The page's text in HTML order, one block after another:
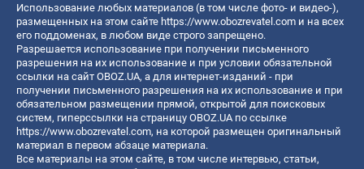
Использование любых материалов (в том числе фото- и видео-),
размещенных на этом сайте https://www.obozrevatel.com и на всех
его поддоменах, в любом виде строго запрещено.
Разрешается использование при получении письменного
разрешения на их использование и при условии обязательной
ссылки на сайт OBOZ.UA, а для интернет-изданий - при
получении письменного разрешения на их использование и при
обязательном размещении прямой, открытой для поисковых
систем, гиперссылки на страницу OBOZ.UA по ссылке
https://www.obozrevatel.com, на которой размещен оригинальный
материал в первом абзаце материала.
Все материалы на этом сайте, в том числе интервью, статьи,